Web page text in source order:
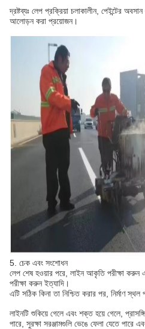
দ্রষ্টব্যঃ লেপ প্রক্রিয়া চলাকালীন, পেইন্টের
আলোড়ন করা প্রয়োজন।
5. চেক এবং সংশোধন
লেপ শেষ হওয়ার পরে, লাইন আকৃতি পরীক্ষা করুন
পরীক্ষা করুন ইত্যাদি।
এটি সঠিক কিনা তা নিশ্চিত করার পর, নির্মাণ স্থল
লাইনটি শুকিয়ে গেলে এবং শক্ত হয়ে গেলে,
পারে, সুরক্ষা সরঞ্জামগুলি ভেঙে ফেলা যেতে পারে